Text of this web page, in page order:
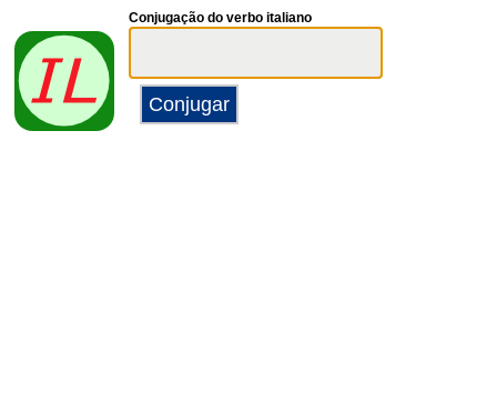
Conjugação do verbo italiano